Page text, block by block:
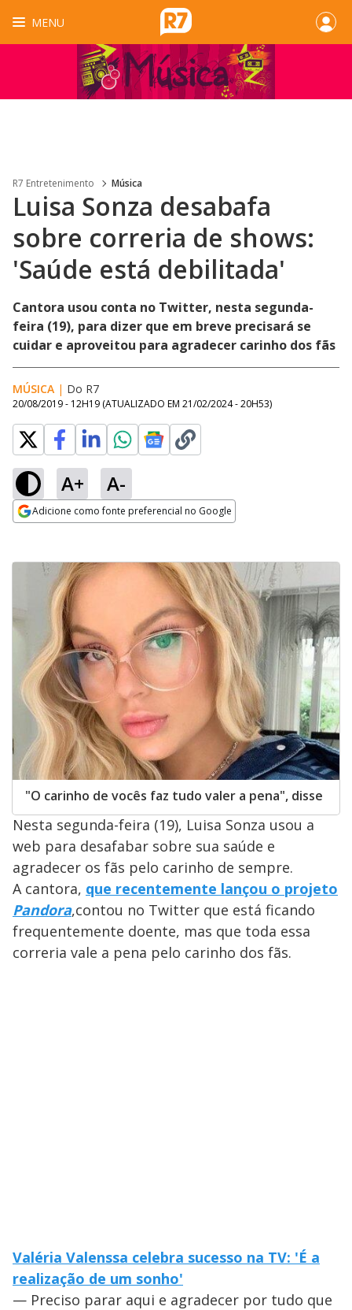
MENU
R7 Entretenimento Música
Luisa Sonza desabafa
sobre correria de shows:
'Saúde está debilitada'
Cantora usou conta no Twitter, nesta segunda-
feira (19), para dizer que em breve precisará se
cuidar e aproveitou para agradecer carinho dos fãs
MÚSICA | Do R7
20/08/2019 - 12H19 (ATUALIZADO EM 21/02/2024 - 20H53)
A+ A-
Adicione como fonte preferencial no Google
"O carinho de vocês faz tudo valer a pena", disse
Nesta segunda-feira (19), Luisa Sonza usou a
web para desafabar sobre sua saúde e
agradecer os fãs pelo carinho de sempre.
A cantora, que recentemente lançou o projeto
Pandora,contou no Twitter que está ficando
frequentemente doente, mas que toda essa
correria vale a pena pelo carinho dos fãs.
Valéria Valenssa celebra sucesso na TV: 'É a
realização de um sonho'
— Preciso parar aqui e agradecer por tudo que